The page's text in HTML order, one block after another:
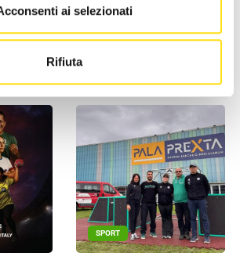
ai selezionati
Rifiuta
per
per
Tiro con l'arco: Latisana
ospita la Coppa Italia Centri
SPORT